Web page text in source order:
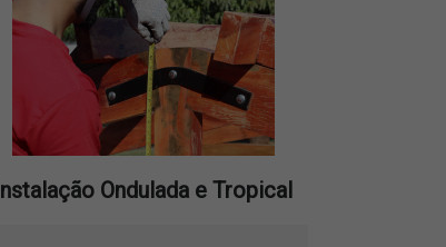
Instalação Ondulada e Tropical